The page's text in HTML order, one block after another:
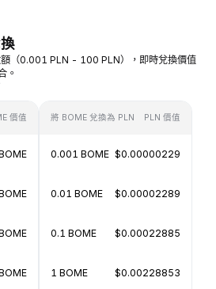
（0.001 PLN - 100 PLN），即時兌換價值
。
價值 將 BOME 兌換為 PLN PLN 價值
0.001 BOME $0.00000229
0.01 BOME $0.00002289
0.1 BOME $0.00022885
1 BOME $0.00228853